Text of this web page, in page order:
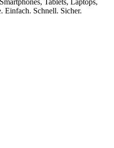
Tablets, Laptops,
Einfach. Schnell. Sicher.